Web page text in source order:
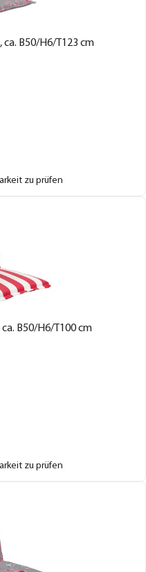
B50/H6/T123 cm
zu prüfen
B50/H6/T100 cm
zu prüfen